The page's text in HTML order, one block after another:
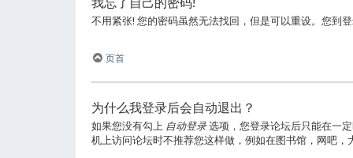
不用紧张! 您的密码虽然无法找回，但是可以重设。您到
页首
为什么我登录后会自动退出？
如果您没有勾上 自动登录选项，您登录论坛后只能在一
机上访问论坛时不推荐您这样做，例如在图书馆，网吧